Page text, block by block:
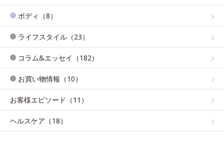
ボディ（8）
ライフスタイル（23）
コラム&エッセイ（182）
お買い物情報（10）
お客様エピソード（11）
ヘルスケア（18）